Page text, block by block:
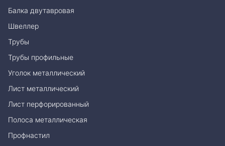
Балка двутавровая
Швеллер
Трубы
Трубы профильные
Уголок металлический
Лист металлический
Лист перфорированный
Полоса металлическая
Профнастил